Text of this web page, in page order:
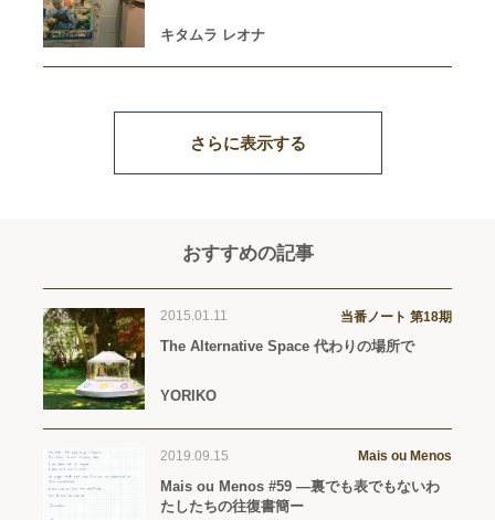
キタムラ レオナ
さらに表示する
おすすめの記事
2015.01.11 当番ノート 第18期
The Alternative Space 代わりの場所で
YORIKO
2019.09.15 Mais ou Menos
Mais ou Menos #59 —裏でも表でもないわ
たしたちの往復書簡ー